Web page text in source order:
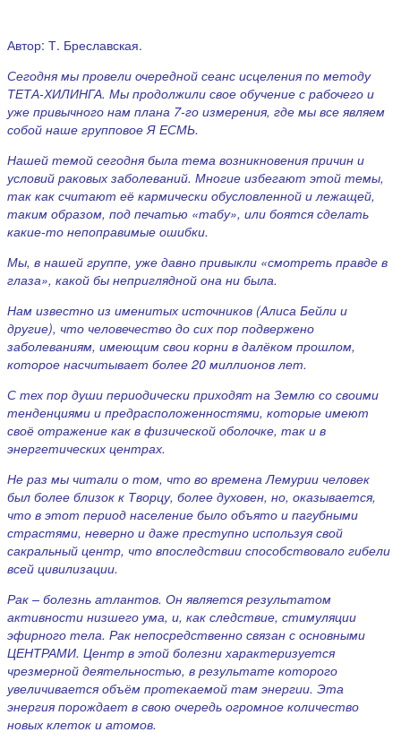
Автор: Т. Бреславская.
Сегодня мы провели очередной сеанс исцеления по методу
ТЕТА-ХИЛИНГА. Мы продолжили свое обучение с рабочего и
уже привычного нам плана 7-го измерения, где мы все являем
собой наше групповое Я ЕСМЬ.
Нашей темой сегодня была тема возникновения причин и
условий раковых заболеваний. Многие избегают этой темы,
так как считают её кармически обусловленной и лежащей,
таким образом, под печатью «табу», или боятся сделать
какие-то непоправимые ошибки.
Мы, в нашей группе, уже давно привыкли «смотреть правде в
глаза», какой бы неприглядной она ни была.
Нам известно из именитых источников (Алиса Бейли и
другие), что человечество до сих пор подвержено
заболеваниям, имеющим свои корни в далёком прошлом,
которое насчитывает более 20 миллионов лет.
С тех пор души периодически приходят на Землю со своими
тенденциями и предрасположенностями, которые имеют
своё отражение как в физической оболочке, так и в
энергетических центрах.
Не раз мы читали о том, что во времена Лемурии человек
был более близок к Творцу, более духовен, но, оказывается,
что в этот период население было объято и пагубными
страстями, неверно и даже преступно используя свой
сакральный центр, что впоследствии способствовало гибели
всей цивилизации.
Рак – болезнь атлантов. Он является результатом
активности низшего ума, и, как следствие, стимуляции
эфирного тела. Рак непосредственно связан с основными
ЦЕНТРАМИ. Центр в этой болезни характеризуется
чрезмерной деятельностью, в результате которого
увеличивается объём протекаемой там энергии. Эта
энергия порождает в свою очередь огромное количество
новых клеток и атомов.